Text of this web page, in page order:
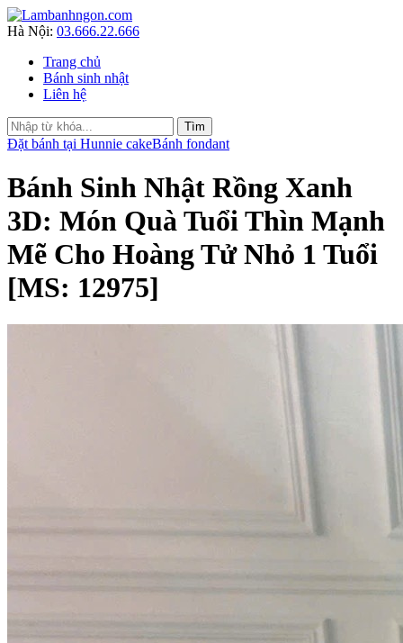
Hà Nội: 03.666.22.666
Trang chủ
Bánh sinh nhật
Liên hệ
Đặt bánh tại Hunnie cakeBánh fondant
Bánh Sinh Nhật Rồng Xanh
3D: Món Quà Tuổi Thìn Mạnh
Mẽ Cho Hoàng Tử Nhỏ 1 Tuổi
[MS: 12975]